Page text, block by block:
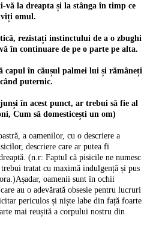
vă la dreapta și la stânga în timp ce
omul.
rezistați instinctului de a o zbughi
în continuare de pe o parte pe alta.
capul în căușul palmei lui și rămâneți
puternic.
în acest punct, ar trebui să fie al
Cum să domesticești un om)
a oamenilor, cu o descriere a
descriere care ar putea fi
(n.r: Faptul că pisicile ne numesc
tratat cu maximă indulgență și pus
oamenii sunt în ochii
au o adevărată obsesie pentru lucruri
periculos și niște labe din față foarte
mai reușită a corpului nostru din